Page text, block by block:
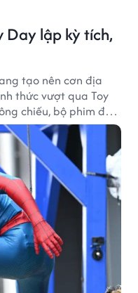
Day lập kỳ tích,
tạo nên cơn địa
thức vượt qua Toy
chiếu, bộ phim đã
thành tác phẩm ăn